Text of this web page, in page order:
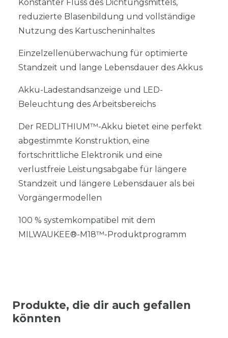
Konstanter Fluss des Dichtungsmittels,
reduzierte Blasenbildung und vollständige
Nutzung des Kartuscheninhaltes
Einzelzellenüberwachung für optimierte
Standzeit und lange Lebensdauer des Akkus
Akku-Ladestandsanzeige und LED-
Beleuchtung des Arbeitsbereichs
Der REDLITHIUM™-Akku bietet eine perfekt
abgestimmte Konstruktion, eine
fortschrittliche Elektronik und eine
verlustfreie Leistungsabgabe für längere
Standzeit und längere Lebensdauer als bei
Vorgängermodellen
100 % systemkompatibel mit dem
MILWAUKEE®-M18™-Produktprogramm
Produkte, die dir auch gefallen
könnten